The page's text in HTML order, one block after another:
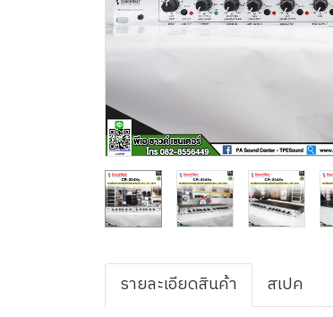
รายละเอียดสินค้า สเปค